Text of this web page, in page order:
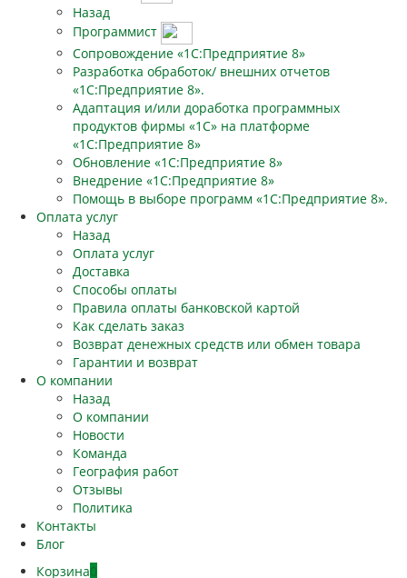
Назад
Программист
Сопровождение «1С:Предприятие 8»
Разработка обработок/ внешних отчетов
«1С:Предприятие 8».
Адаптация и/или доработка программных
продуктов фирмы «1С» на платформе
«1С:Предприятие 8»
Обновление «1С:Предприятие 8»
Внедрение «1С:Предприятие 8»
Помощь в выборе программ «1С:Предприятие 8».
Оплата услуг
Назад
Оплата услуг
Доставка
Способы оплаты
Правила оплаты банковской картой
Как сделать заказ
Возврат денежных средств или обмен товара
Гарантии и возврат
О компании
Назад
О компании
Новости
Команда
География работ
Отзывы
Политика
Контакты
Блог
Корзина0